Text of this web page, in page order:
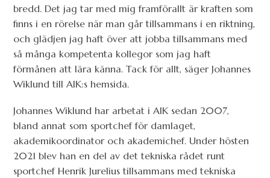
bredd. Det jag tar med mig framförallt är kraften som
finns i en rörelse när man går tillsammans i en riktning,
och glädjen jag haft över att jobba tillsammans med
så många kompetenta kollegor som jag haft
förmånen att lära känna. Tack för allt, säger Johannes
Wiklund till AIK:s hemsida.
Johannes Wiklund har arbetat i AIK sedan 2007,
bland annat som sportchef för damlaget,
akademikoordinator och akademichef. Under hösten
2021 blev han en del av det tekniska rådet runt
sportchef Henrik Jurelius tillsammans med tekniska